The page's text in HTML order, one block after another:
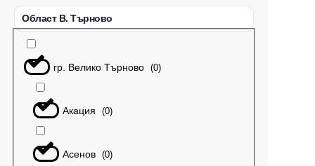
Област В. Търново
гр. Велико Търново (0)
Акация (0)
Асенов (0)